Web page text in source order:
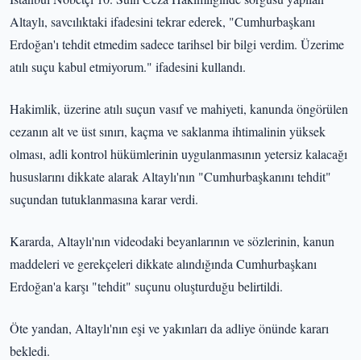
Altaylı, savcılıktaki ifadesini tekrar ederek, "Cumhurbaşkanı
Erdoğan'ı tehdit etmedim sadece tarihsel bir bilgi verdim. Üzerime
atılı suçu kabul etmiyorum." ifadesini kullandı.
Hakimlik, üzerine atılı suçun vasıf ve mahiyeti, kanunda öngörülen
cezanın alt ve üst sınırı, kaçma ve saklanma ihtimalinin yüksek
olması, adli kontrol hükümlerinin uygulanmasının yetersiz kalacağı
hususlarını dikkate alarak Altaylı'nın "Cumhurbaşkanını tehdit"
suçundan tutuklanmasına karar verdi.
Kararda, Altaylı'nın videodaki beyanlarının ve sözlerinin, kanun
maddeleri ve gerekçeleri dikkate alındığında Cumhurbaşkanı
Erdoğan'a karşı "tehdit" suçunu oluşturduğu belirtildi.
Öte yandan, Altaylı'nın eşi ve yakınları da adliye önünde kararı
bekledi.